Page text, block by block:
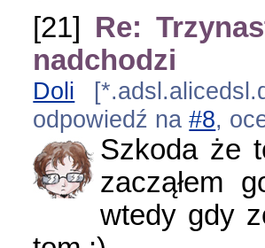
[21] Re:
nadchodzi
Doli
odpowiedź na#8,
Szkoda że
zacząłem
wtedy gdy